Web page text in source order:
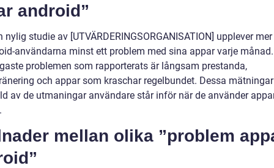
android”
nylig studie av [UTVÄRDERINGSORGANISATION] upplever
användarna minst ett problem med sina appar varje
problemen som rapporterats är långsam prestanda,
och appar som kraschar regelbundet. Dessa
av de utmaningar användare står inför när de använder
mellan olika ”problem